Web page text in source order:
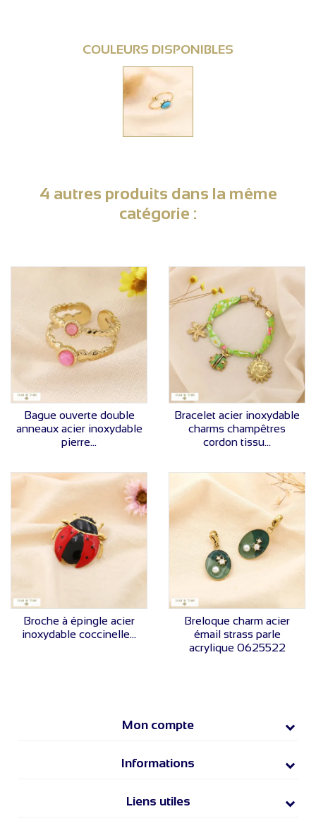
COULEURS DISPONIBLES
4 autres produits dans la même
catégorie :
VOIR LE PRIX
Bague ouverte double
anneaux acier inoxydable
pierre...
VOIR LE PRIX
Bracelet acier inoxydable
charms champêtres
cordon tissu...
VOIR LE PRIX
Broche à épingle acier
inoxydable coccinelle...
VOIR LE PRIX
Breloque charm acier
émail strass parle
acrylique 0625522
Mon compte
Informations
Liens utiles